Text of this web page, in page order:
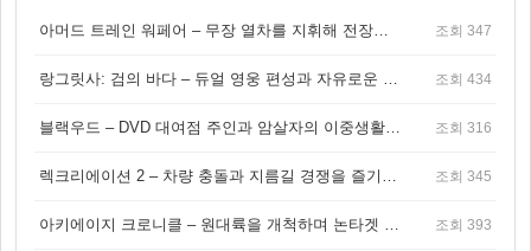
아머드 트레인 워페어 – 무장 열차를 지휘해 전장을 돌파하는 생존 전투 게임 조회 347
랑그릿사: 검의 바다 – 듀얼 영웅 편성과 자유로운 탐험을 결합한 판타지 전략 RPG 조회 434
블랙우드 – DVD 대여점 주인과 암살자의 이중생활을 그린 3인칭 액션 스릴러 게임 조회 316
렉크리에이션 2 – 차량 충돌과 지름길 경쟁을 즐기는 오픈월드 아케이드 레이싱 게임 조회 345
아키에이지 크로니클 – 원대륙을 개척하며 논타겟 전투를 즐기는 오픈월드 MMORPG 조회 393